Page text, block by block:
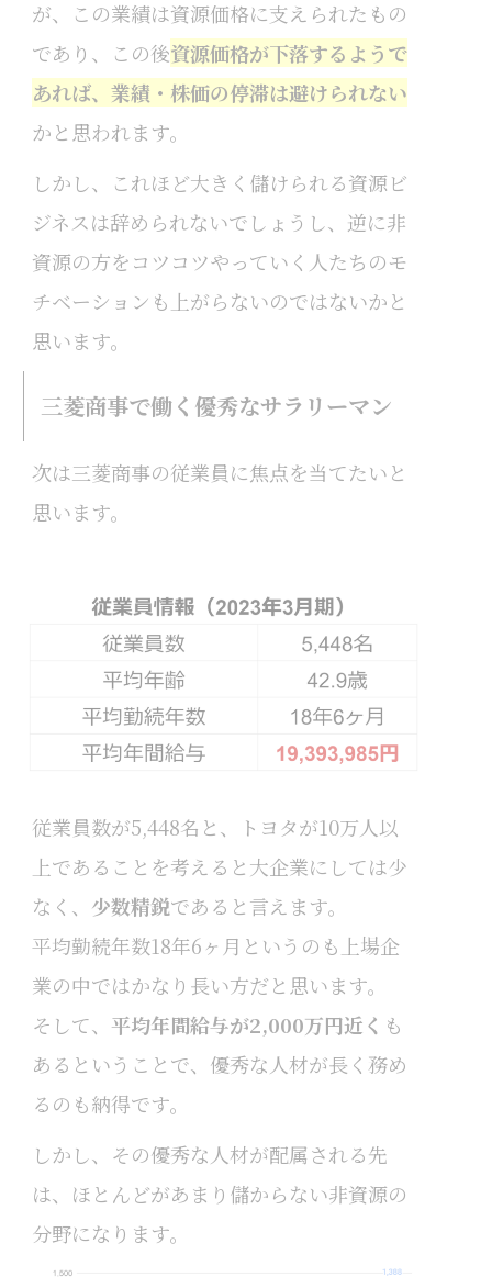
が、この業績は資源価格に支えられたもの
であり、この後資源価格が下落するようで
あれば、業績・株価の停滞は避けられない
かと思われます。
しかし、これほど大きく儲けられる資源ビ
ジネスは辞められないでしょうし、逆に非
資源の方をコツコツやっていく人たちのモ
チベーションも上がらないのではないかと
思います。
三菱商事で働く優秀なサラリーマン
次は三菱商事の従業員に焦点を当てたいと
思います。
従業員数が5,448名と、トヨタが10万人以
上であることを考えると大企業にしては少
なく、 少数精鋭であると言えます。
平均勤続年数18年6ヶ月というのも上場企
業の中ではかなり長い方だと思います。
そして、 平均年間給与が2,000万円近く も
あるということで、優秀な人材が長く務め
るのも納得です。
しかし、その優秀な人材が配属される先
は、ほとんどがあまり儲からない非資源の
分野になります。